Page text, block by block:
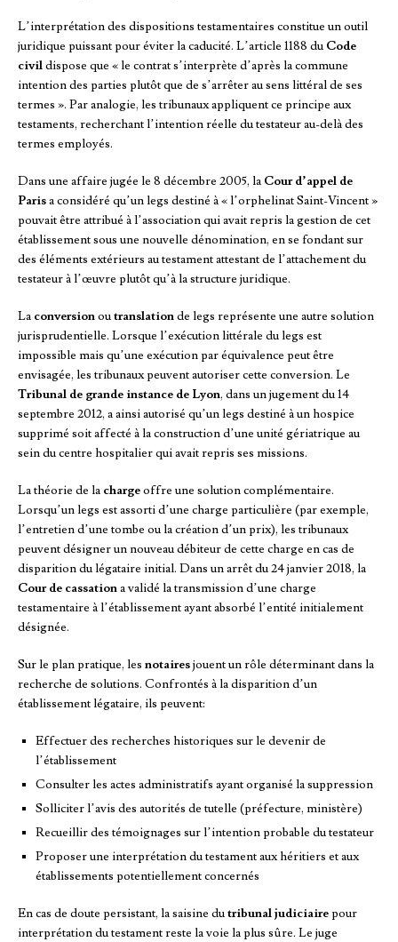
L’interprétation des dispositions testamentaires constitue un outil
juridique puissant pour éviter la caducité. L’article 1188 duCode
civildispose que « le contrat s’interprète d’après la commune
intention des parties plutôt que de s’arrêter au sens littéral de ses
termes ». Par analogie, les tribunaux appliquent ce principe aux
testaments, recherchant l’intention réelle du testateur au-delà des
termes employés.
Dans une affaire jugée le 8 décembre 2005, la Cour d’appel de
Parisa considéré qu’un legs destiné à « l’orphelinat Saint-Vincent »
pouvait être attribué à l’association qui avait repris la gestion de cet
établissement sous une nouvelle dénomination, en se fondant sur
des éléments extérieurs au testament attestant de l’attachement du
testateur à l’œuvre plutôt qu’à la structure juridique.
La conversionoutranslationde legs représente une autre solution
jurisprudentielle. Lorsque l’exécution littérale du legs est
impossible mais qu’une exécution par équivalence peut être
envisagée, les tribunaux peuvent autoriser cette conversion. Le
Tribunal de grande instance de Lyon, dans un jugement du 14
septembre 2012, a ainsi autorisé qu’un legs destiné à un hospice
supprimé soit affecté à la construction d’une unité gériatrique au
sein du centre hospitalier qui avait repris ses missions.
La théorie de la chargeoffre une solution complémentaire.
Lorsqu’un legs est assorti d’une charge particulière (par exemple,
l’entretien d’une tombe ou la création d’un prix), les tribunaux
peuvent désigner un nouveau débiteur de cette charge en cas de
disparition du légataire initial. Dans un arrêt du 24 janvier 2018, la
Cour de cassationa validé la transmission d’une charge
testamentaire à l’établissement ayant absorbé l’entité initialement
désignée.
Sur le plan pratique, les notairesjouent un rôle déterminant dans la
recherche de solutions. Confrontés à la disparition d’un
établissement légataire, ils peuvent:
Effectuer des recherches historiques sur le devenir de
l’établissement
Consulter les actes administratifs ayant organisé la suppression
Solliciter l’avis des autorités de tutelle (préfecture, ministère)
Recueillir des témoignages sur l’intention probable du testateur
Proposer une interprétation du testament aux héritiers et aux
établissements potentiellement concernés
En cas de doute persistant, la saisine dutribunal judiciairepour
interprétation du testament reste la voie la plus sûre. Le juge